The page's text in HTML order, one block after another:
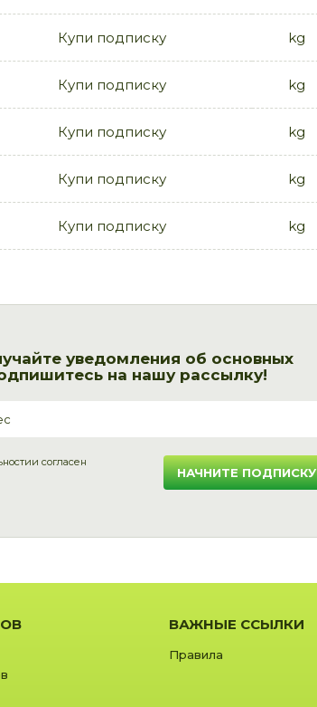
Купи подписку kg
Купи подписку kg
Купи подписку kg
Купи подписку kg
Купи подписку kg
уведомления об основных
на нашу рассылку!
и согласен
НАЧНИТЕ ПОДПИСКУ
ВАЖНЫЕ ССЫЛКИ
Правила